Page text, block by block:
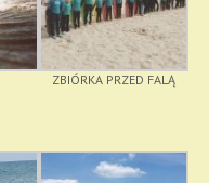
ZBIÓRKA PRZED FALĄ